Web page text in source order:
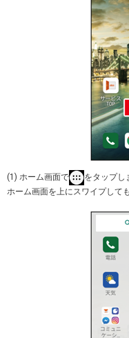
(1) ホーム画面で
をタップし
ホーム画面を上にスワイプして